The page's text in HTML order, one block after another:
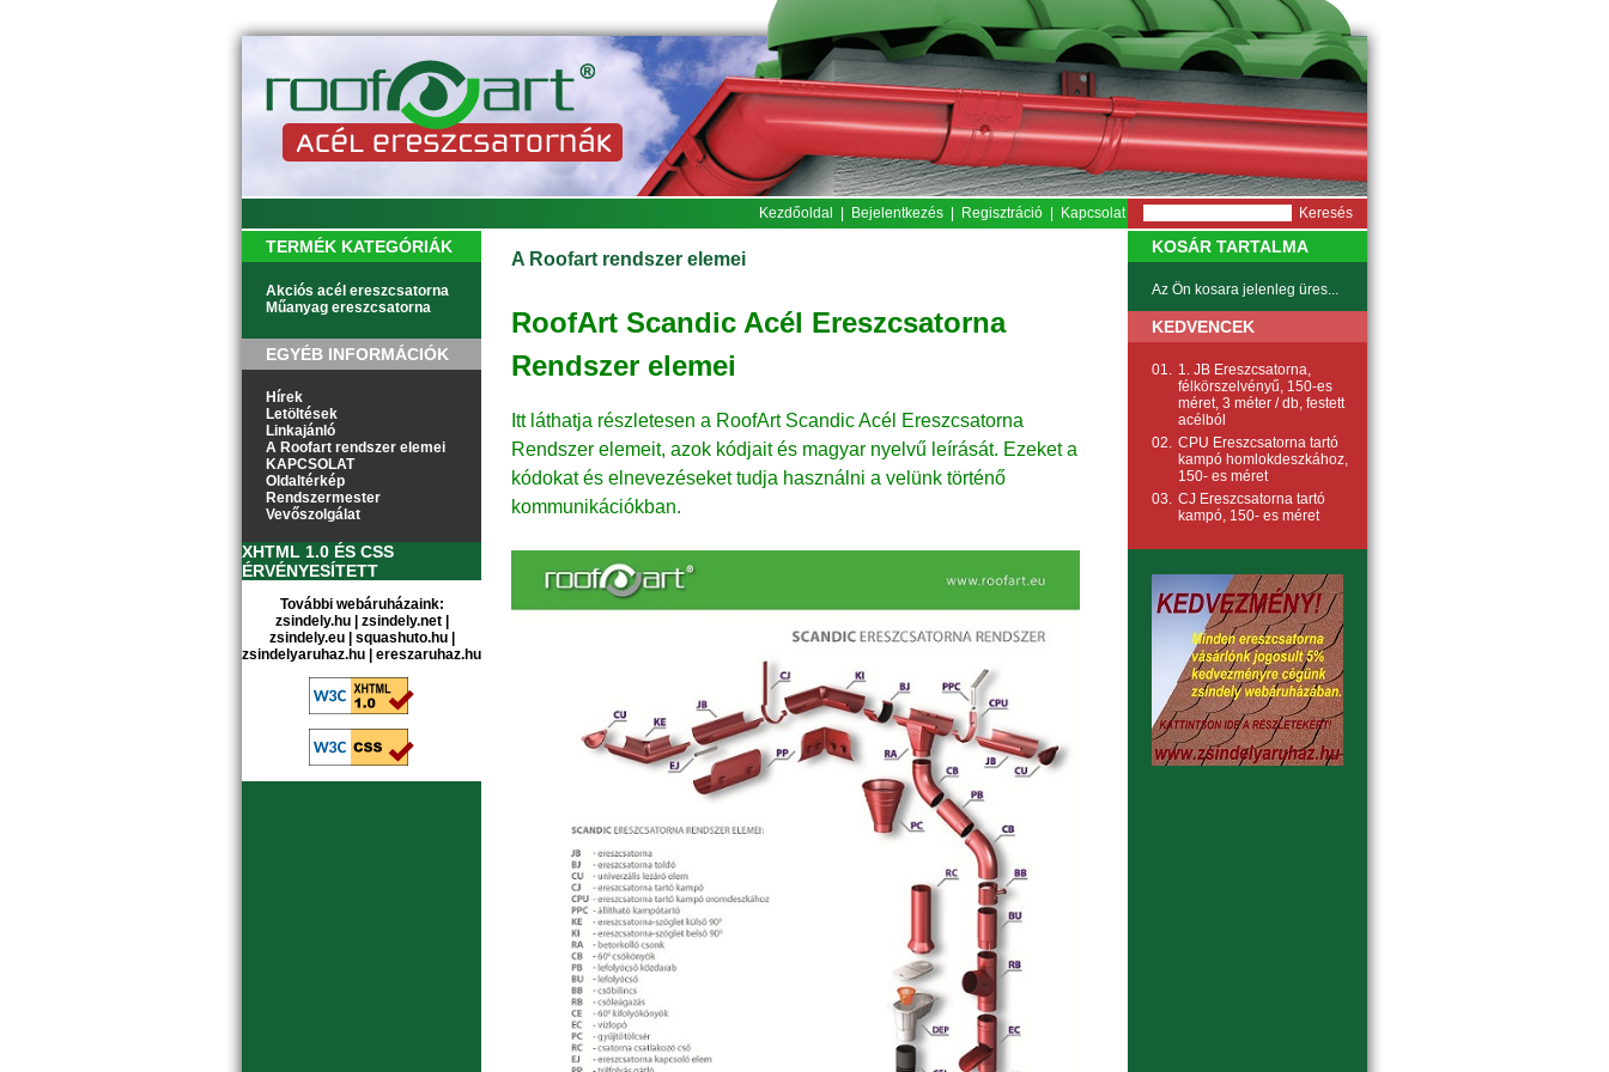
Kezdőoldal Bejelentkezés Regisztráció Kapcsolat
TERMÉK KATEGÓRIÁK
Akciós acél ereszcsatorna
Műanyag ereszcsatorna
EGYÉB INFORMÁCIÓK
Hírek
Letöltések
Linkajánló
A Roofart rendszer elemei
KAPCSOLAT
Oldaltérkép
Rendszermester
Vevőszolgálat
XHTML 1.0 ÉS CSS
ÉRVÉNYESÍTETT
További webáruházaink:
zsindely.hu| zsindely.net|
zsindely.eu| squashuto.hu|
zsindelyaruhaz.hu
ereszaruhaz.hu
A Roofart rendszer elemei
RoofArt Scandic Acél Ereszcsatorna
Rendszer elemei
Itt láthatja részletesen a RoofArt Scandic Acél Ereszcsatorna
Rendszer elemeit, azok kódjait és magyar nyelvű leírását. Ezeket a
kódokat és elnevezéseket tudja használni a velünk történő
kommunikációkban.
KOSÁR TARTALMA
Az Ön kosara jelenleg üres...
KEDVENCEK
01. 1. JB Ereszcsatorna,
félkörszelvényű, 150-es
méret, 3 méter / db, festett
acélból
02. CPU Ereszcsatorna tartó
kampó homlokdeszkához,
150- es méret
03. CJ Ereszcsatorna tartó
kampó, 150- es méret